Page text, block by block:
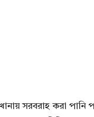
সরবরাহ করা পানি